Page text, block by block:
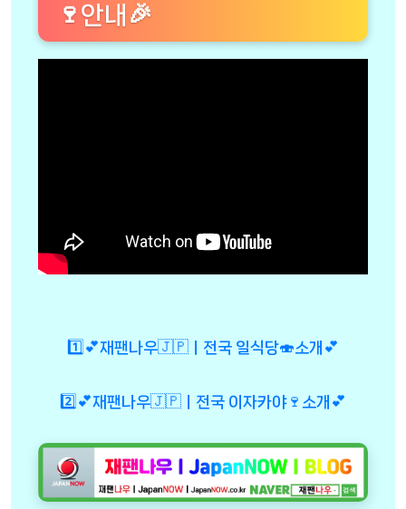
🍷안내🎉
1️⃣💕재팬나우🇯🇵ㅣ전국 일식당🍣소개💕
2️⃣💕재팬나우🇯🇵ㅣ전국 이자카야🍷소개💕